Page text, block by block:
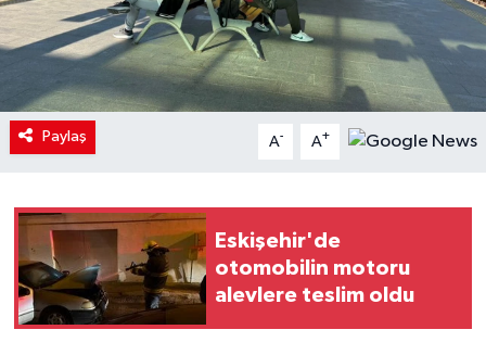
Paylaş A- A+
Eskişehir'de
otomobilin motoru
alevlere teslim oldu